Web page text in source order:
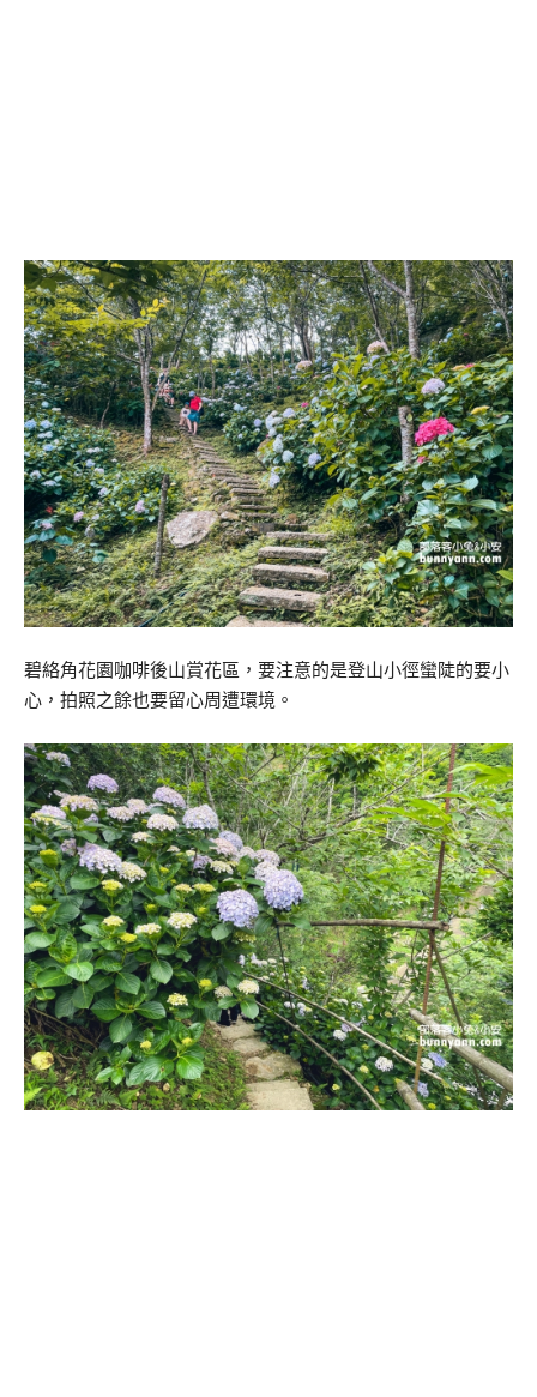
碧絡角花園咖啡後山賞花區，要注意的是登山小徑蠻陡的要小
心，拍照之餘也要留心周遭環境。